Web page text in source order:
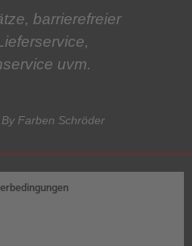
barrierefreier
uvm.
Farben Schröder